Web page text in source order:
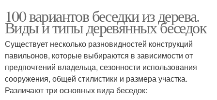
100 вариантов беседки из дерева.
Виды и типы деревянных беседок
Существует несколько разновидностей конструкций
павильонов, которые выбираются в зависимости от
предпочтений владельца, сезонности использования
сооружения, общей стилистики и размера участка.
Различают три основных вида беседок: